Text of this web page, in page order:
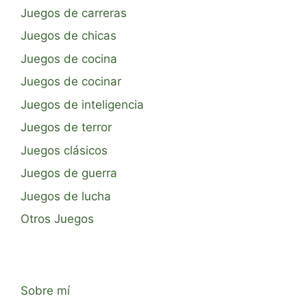
Juegos de carreras
Juegos de chicas
Juegos de cocina
Juegos de cocinar
Juegos de inteligencia
Juegos de terror
Juegos clásicos
Juegos de guerra
Juegos de lucha
Otros Juegos
Sobre mí